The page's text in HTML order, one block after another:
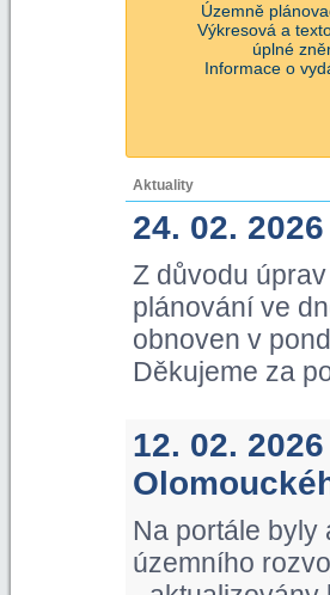
Územně
Výkresová a
úplné
Informace o
Aktuality
24. 02.
Z důvodu
plánování ve
obnoven v
Děkujeme za
12. 02.
Na portále byly
územního